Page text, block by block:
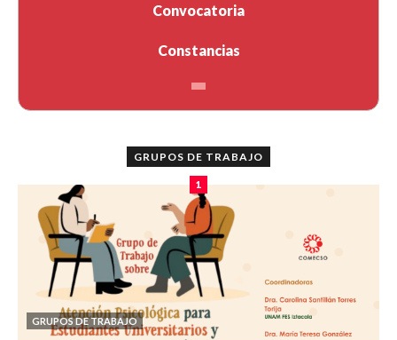
Convocatoria
Constancias
GRUPOS DE TRABAJO
1
GRUPOS DE TRABAJO